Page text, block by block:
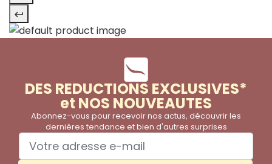
DES REDUCTIONS EXCLUSIVES*
et NOS NOUVEAUTES
Abonnez-vous pour recevoir nos actus, découvrir les
dernières tendance et bien d'autres surprises